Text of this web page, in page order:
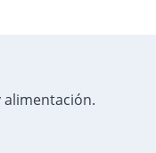
alimentación.